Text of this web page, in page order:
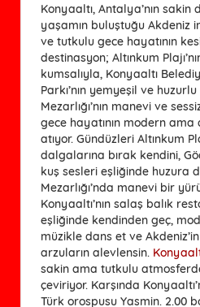
Konyaaltı, Antalya’nın
yaşamın buluştuğu Akdeniz
ve tutkulu gece hayatının
destinasyon; Altınkum
kumsalıyla, Konyaaltı
Parkı’nın yemyeşil ve
Mezarlığı’nın manevi ve
gece hayatının modern
atıyor. Gündüzleri Altınkum
dalgalarına bırak kendini,
kuş sesleri eşliğinde huzura
Mezarlığı’nda manevi bir
Konyaaltı’nın salaş balık
eşliğinde kendinden geç,
müzikle dans et ve
arzuların alevlensin.
sakin ama tutkulu
çeviriyor. Karşında
Türk orospusu Yasmin. 2.00